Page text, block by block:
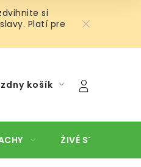
si
Platí pre
košík
ŽIVÉ STENY